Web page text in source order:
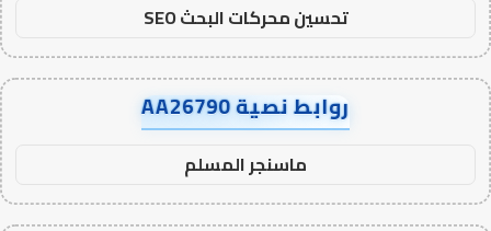
تحسين محركات البحث SEO
روابط نصية AA26790
ماسنجر المسلم